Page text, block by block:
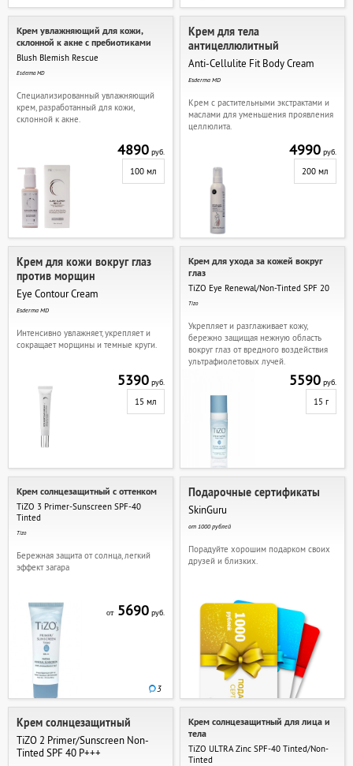
Крем увлажняющий для кожи,
склонной к акне с пребиотиками
Blush Blemish Rescue
Esderma MD
Специализированный увлажняющий
крем, разработанный для кожи,
склонной к акне.
4890руб.
100 мл
Крем для тела
антицеллюлитный
Anti-Cellulite Fit Body Cream
Esderma MD
Крем с растительными экстрактами и
маслами для уменьшения проявления
целлюлита.
4990руб.
200 мл
Крем для кожи вокруг глаз
против морщин
Eye Contour Cream
Esderma MD
Интенсивно увлажняет, укрепляет и
сокращает морщины и темные круги.
5390руб.
15 мл
Крем для ухода за кожей вокруг
глаз
TiZO Eye Renewal/Non-Tinted SPF 20
Tizo
Укрепляет и разглаживает кожу,
бережно защищая нежную область
вокруг глаз от вредного воздействия
ультрафиолетовых лучей.
5590руб.
15 г
Крем солнцезащитный с оттенком
TiZO 3 Primer-Sunscreen SPF-40
Tinted
Tizo
Бережная защита от солнца, легкий
эффект загара
от5690руб.
3
Подарочные сертификаты
SkinGuru
от 1000 рублей
Порадуйте хорошим подарком своих
друзей и близких.
Крем солнцезащитный
TiZO 2 Primer/Sunscreen Non-
Tinted SPF 40 P+++
Крем солнцезащитный для лица и
тела
TiZO ULTRA Zinc SPF-40 Tinted/Non-
Tinted